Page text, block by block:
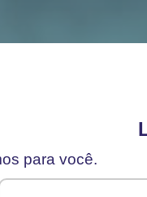
para você.